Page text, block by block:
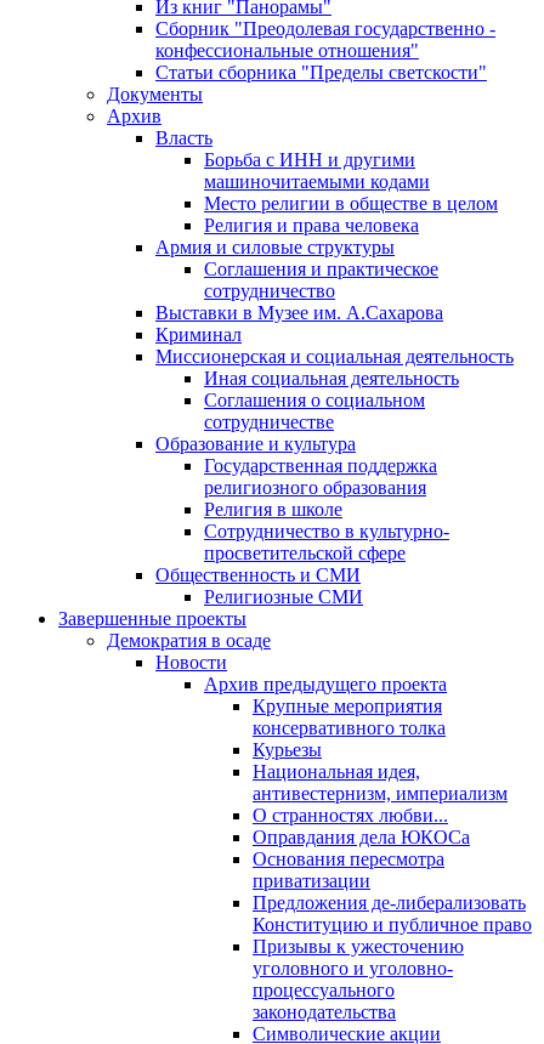
Из книг "Панорамы"
Сборник "Преодолевая государственно -
конфессиональные отношения"
Статьи сборника "Пределы светскости"
Документы
Архив
Власть
Борьба с ИНН и другими
машиночитаемыми кодами
Место религии в обществе в целом
Религия и права человека
Армия и силовые структуры
Соглашения и практическое
сотрудничество
Выставки в Музее им. А.Сахарова
Криминал
Миссионерская и социальная деятельность
Иная социальная деятельность
Соглашения о социальном
сотрудничестве
Образование и культура
Государственная поддержка
религиозного образования
Религия в школе
Сотрудничество в культурно-
просветительской сфере
Общественность и СМИ
Религиозные СМИ
Завершенные проекты
Демократия в осаде
Новости
Архив предыдущего проекта
Крупные мероприятия
консервативного толка
Курьезы
Национальная идея,
антивестернизм, империализм
О странностях любви...
Оправдания дела ЮКОСа
Основания пересмотра
приватизации
Предложения де-либерализовать
Конституцию и публичное право
Призывы к ужесточению
уголовного и уголовно-
процессуального
законодательства
Символические акции